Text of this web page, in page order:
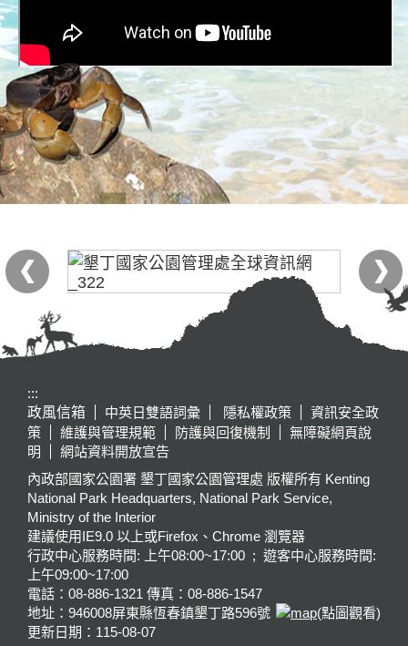
:::
政風信箱
中英日雙語詞彙 隱私權政策
資訊安全政
策
維護與管理規範 防護與回復機制
無障礙網頁說
明
網站資料開放宣告
內政部國家公園署 墾丁國家公園管理處 版權所有 Kenting
National Park Headquarters, National Park Service,
Ministry of the Interior
建議使用IE9.0 以上或Firefox、Chrome 瀏覽器
行政中心服務時間: 上午08:00~17:00 ; 遊客中心服務時間:
上午09:00~17:00
電話：08-886-1321 傳真：08-886-1547
地址：946008屏東縣恆春鎮墾丁路596號
(點圖觀看)
更新日期： 115-08-07